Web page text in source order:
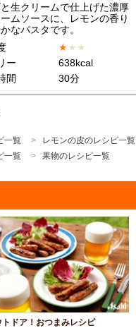
生クリームで仕上げた濃厚
ムソースに、レモンの香り
なパスタです。
★★ ★
ー
638kcal
間
30分
一覧
レモンの皮のレシピ一覧
一覧 果物のレシピ一覧
トドア！おつまみレシピ